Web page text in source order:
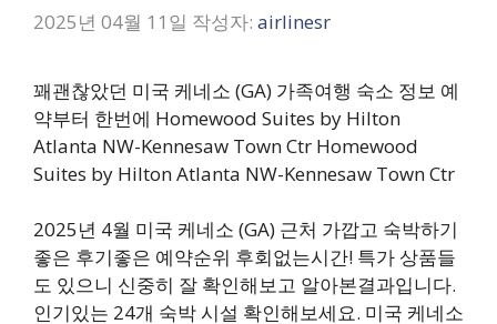
2025년 04월 11일 작성자: airlinesr
꽤괜찮았던 미국 케네소 (GA) 가족여행 숙소 정보 예
약부터 한번에 Homewood Suites by Hilton
Atlanta NW-Kennesaw Town Ctr Homewood
Suites by Hilton Atlanta NW-Kennesaw Town Ctr
2025년 4월 미국 케네소 (GA) 근처 가깝고 숙박하기
좋은 후기좋은 예약순위 후회없는시간! 특가 상품들
도 있으니 신중히 잘 확인해보고 알아본결과입니다.
인기있는 24개 숙박 시설 확인해보세요. 미국 케네소